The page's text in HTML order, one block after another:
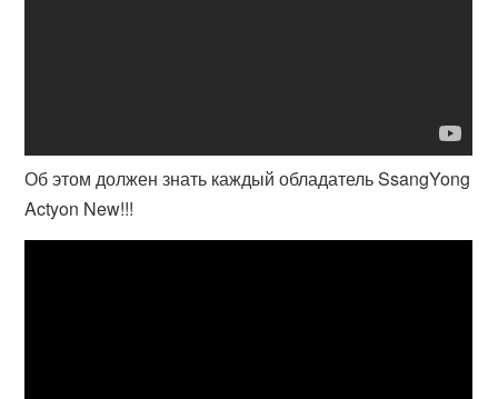
Об этом должен знать каждый обладатель SsangYong
Actyon New!!!